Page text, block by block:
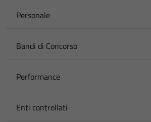
Personale
Bandi di Concorso
Performance
Enti controllati